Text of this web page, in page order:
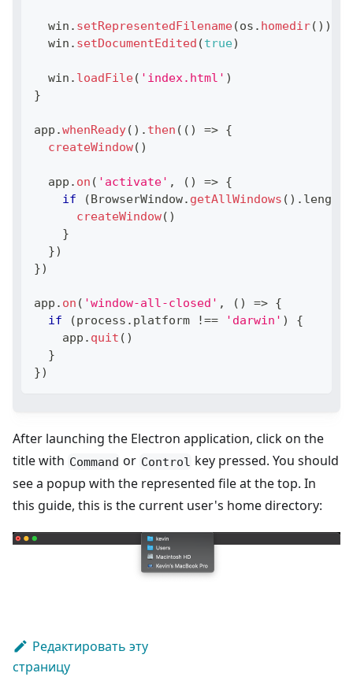
  win
. setRepresentedFilename(os . homedir( ) )
  win
. setDocumentEdited (true)
  win
. loadFile( 'index.html' )
}
app .whenReady( ) . then ( ( ) => {
createWindow( )
  app
. on ( 'activate' , ( ) => {
if
(BrowserWindow. getAllWindows ( ) . length
createWindow( )
}
})
})
app . on ( 'window-all-closed' , ( ) => {
if
(process . platform !== 'darwin' )
{
    app
. quit ( )
}
})
After launching the Electron application, click on the
title with Command or Control key pressed. You should
see a popup with the represented file at the top. In
this guide, this is the current user's home directory:
Редактировать эту
страницу